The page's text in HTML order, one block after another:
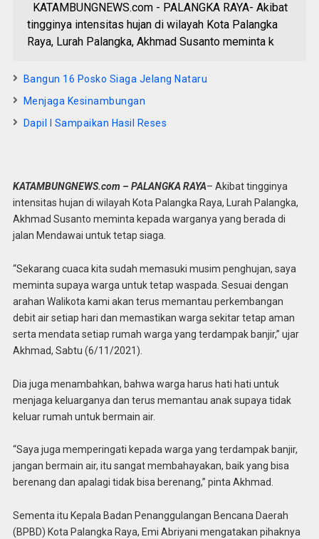
KATAMBUNGNEWS.com - PALANGKA RAYA- Akibat
tingginya intensitas hujan di wilayah Kota Palangka
Raya, Lurah Palangka, Akhmad Susanto meminta k
Bangun 16 Posko Siaga Jelang Nataru
Menjaga Kesinambungan
Dapil I Sampaikan Hasil Reses
KATAMBUNGNEWS.com – PALANGKA RAYA– Akibat tingginya
intensitas hujan di wilayah Kota Palangka Raya, Lurah Palangka,
Akhmad Susanto meminta kepada warganya yang berada di
jalan Mendawai untuk tetap siaga.
“Sekarang cuaca kita sudah memasuki musim penghujan, saya
meminta supaya warga untuk tetap waspada. Sesuai dengan
arahan Walikota kami akan terus memantau perkembangan
debit air setiap hari dan memastikan warga sekitar tetap aman
serta mendata setiap rumah warga yang terdampak banjir,” ujar
Akhmad, Sabtu (6/11/2021).
Dia juga menambahkan, bahwa warga harus hati hati untuk
menjaga keluarganya dan terus memantau anak supaya tidak
keluar rumah untuk bermain air.
“Saya juga memperingati kepada warga yang terdampak banjir,
jangan bermain air, itu sangat membahayakan, baik yang bisa
berenang dan apalagi tidak bisa berenang,” pinta Akhmad.
Sementa itu Kepala Badan Penanggulangan Bencana Daerah
(BPBD) Kota Palangka Raya, Emi Abriyani mengatakan pihaknya